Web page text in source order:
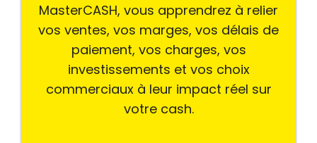
MasterCASH, vous apprendrez à relier
vos ventes, vos marges, vos délais de
paiement, vos charges, vos
investissements et vos choix
commerciaux à leur impact réel sur
votre cash.